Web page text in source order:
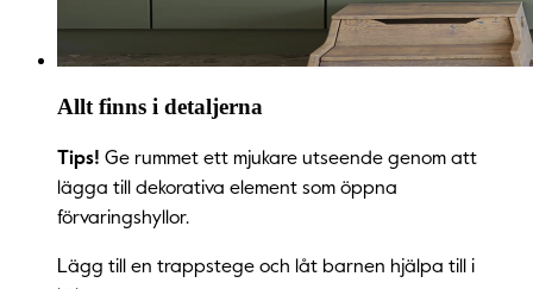
Allt finns i detaljerna
Tips! Ge rummet ett mjukare utseende genom att
lägga till dekorativa element som öppna
förvaringshyllor.
Lägg till en trappstege och låt barnen hjälpa till i